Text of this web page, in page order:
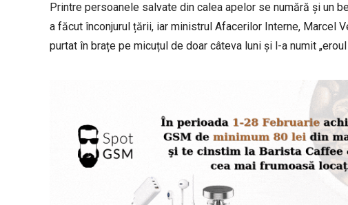
Printre persoanele salvate din calea apelor se numără și un
a făcut înconjurul țării, iar ministrul Afacerilor Interne, Marcel
purtat în brațe pe micuțul de doar câteva luni și l-a numit